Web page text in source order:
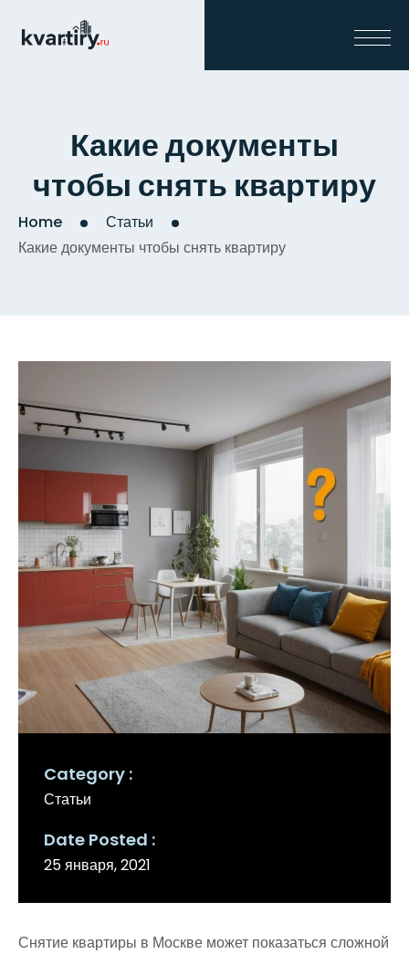
Какие документы
чтобы снять квартиру
Home
Статьи
Какие документы чтобы снять квартиру
Category
Статьи
Date Posted
25 января, 2021
Снятие квартиры в Москве может показаться сложной